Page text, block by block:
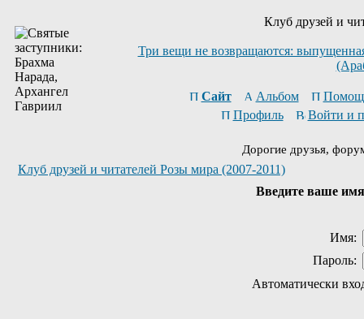
Клуб друзей и
Три вещи не возвращаются:
Сайт Альбом
Профиль
Войти и
Дорогие друзья,
Клуб друзей и читателей Розы мира (2007-2011)
Введите ваше
Имя:
Пароль:
Автоматически